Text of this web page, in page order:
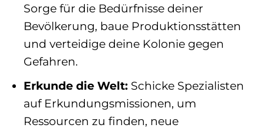
Sorge für die Bedürfnisse deiner
Bevölkerung, baue Produktionsstätten
und verteidige deine Kolonie gegen
Gefahren.
Erkunde die Welt:Schicke Spezialisten
auf Erkundungsmissionen, um
Ressourcen zu finden, neue